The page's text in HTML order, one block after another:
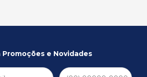
Promoções e Novidades